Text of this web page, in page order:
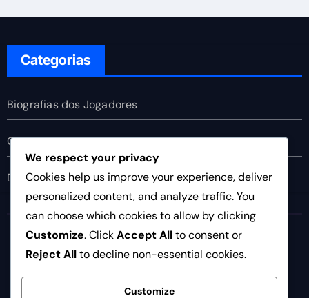
Categorias
Biografias dos Jogadores
Conquistas Internacionais
Destaques da Carreira
socleo.pt
We respect your privacy
Cookies help us improve your experience, deliver
personalized content, and analyze traffic. You
can choose which cookies to allow by clicking
Customize. ClickAccept Allto consent or
Reject Allto decline non-essential cookies.
Customize